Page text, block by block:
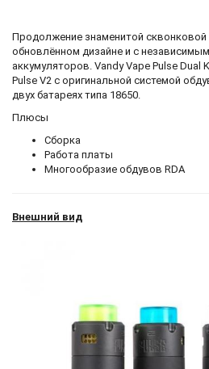
Продолжение знаменитой сквонковой
обновлённом дизайне и с
аккумуляторов. Vandy Vape Pulse Dual
Pulse V2 с оригинальной системой
двух батареях типа 18650.
Плюсы
Сборка
Работа платы
Многообразие обдувов RDA
Внешний вид